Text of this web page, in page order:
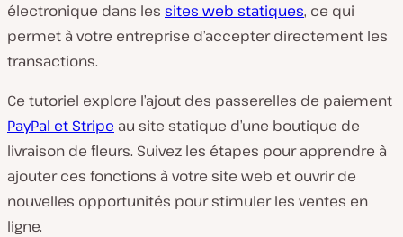
électronique dans les sites web statiques, ce qui
permet à votre entreprise d’accepter directement les
transactions.
Ce tutoriel explore l’ajout des passerelles de paiement
PayPal et Stripe au site statique d’une boutique de
livraison de fleurs. Suivez les étapes pour apprendre à
ajouter ces fonctions à votre site web et ouvrir de
nouvelles opportunités pour stimuler les ventes en
ligne.